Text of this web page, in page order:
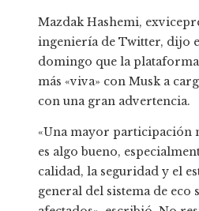
Mazdak Hashemi,
ingeniería de Twitter, dijo
domingo que la plataforma
más «viva» con Musk a
con una gran advertencia.
«Una mayor participación
es algo bueno,
calidad, la seguridad y el
general del sistema de eco